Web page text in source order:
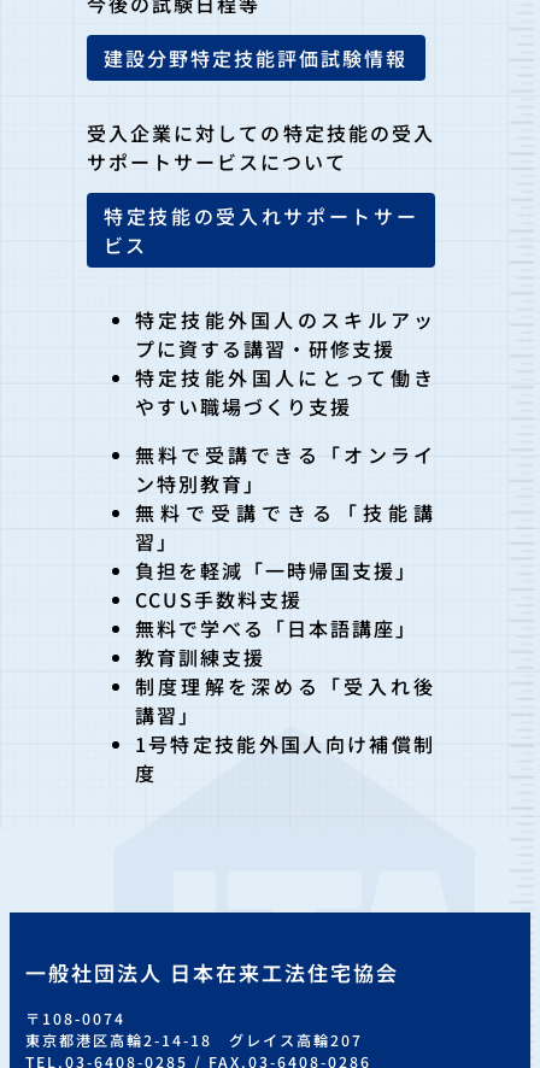
建設分野特定技能評価試験情報
受入企業に対しての特定技能の受入
サポートサービスについて
特定技能の受入れサポートサー
ビス
特定技能外国人のスキルアッ
プに資する講習・研修支援
特定技能外国人にとって働き
やすい職場づくり支援
無料で受講できる「オンライ
ン特別教育」
無料で受講できる「技能講
習」
負担を軽減「一時帰国支援」
CCUS手数料支援
無料で学べる「日本語講座」
教育訓練支援
制度理解を深める「受入れ後
講習」
1号特定技能外国人向け補償制
度
一般社団法人 日本在来工法住宅協会
〒108-0074
東京都港区高輪2-14-18 グレイス高輪207
TEL.03-6408-0285 / FAX.03-6408-0286